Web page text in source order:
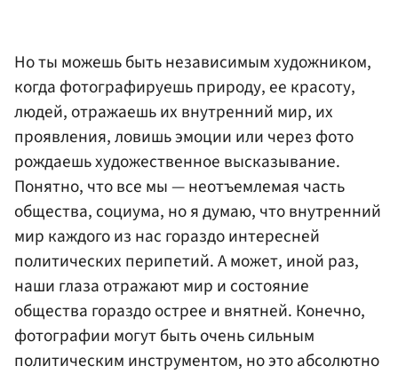
Но ты можешь быть независимым художником,
когда фотографируешь природу, ее красоту,
людей, отражаешь их внутренний мир, их
проявления, ловишь эмоции или через фото
рождаешь художественное высказывание.
Понятно, что все мы — неотъемлемая часть
общества, социума, но я думаю, что внутренний
мир каждого из нас гораздо интересней
политических перипетий. А может, иной раз,
наши глаза отражают мир и состояние
общества гораздо острее и внятней. Конечно,
фотографии могут быть очень сильным
политическим инструментом, но это абсолютно